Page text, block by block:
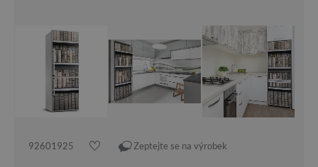
92601925 Zeptejte se na výrobek